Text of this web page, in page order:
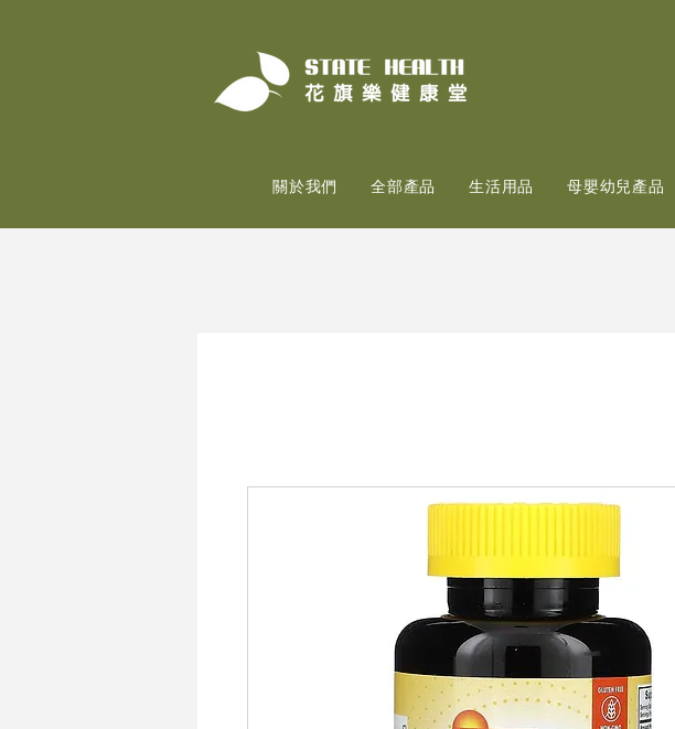
關於我們 全部產品 生活用品 母嬰幼兒產品